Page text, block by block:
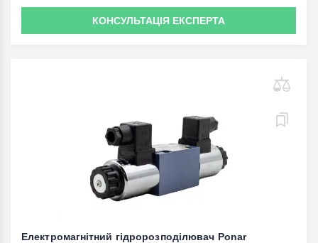
КОНСУЛЬТАЦІЯ ЕКСПЕРТА
Електромагнітний гідророзподілювач Ponar